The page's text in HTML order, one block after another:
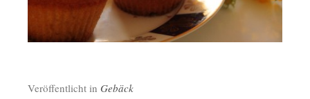
Veröffentlicht in Gebäck